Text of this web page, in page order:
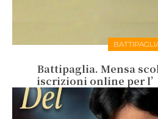
Battipaglia. Mensa
iscrizioni online per